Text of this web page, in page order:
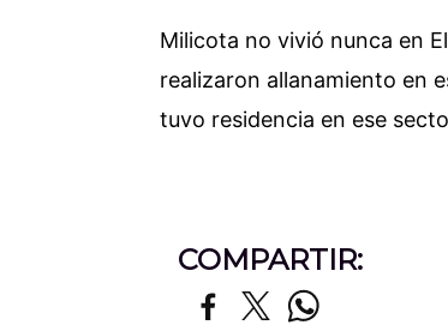
Milicota no vivió nunca en
realizaron allanamiento en
tuvo residencia en ese
COMPARTIR: